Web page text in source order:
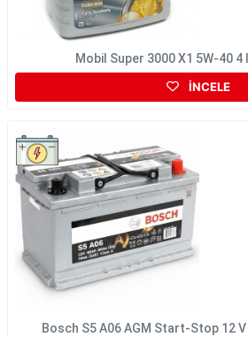
Mobil Super 3000 X1 5W-40 4
İNCELE
Bosch S5 A06 AGM Start-Stop 12 V